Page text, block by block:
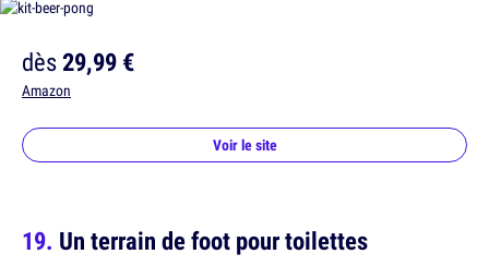
dès29,99 €
Amazon
Voir le site
Un terrain de foot pour toilettes